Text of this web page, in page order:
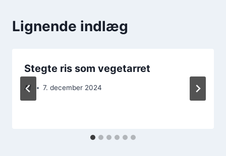
Lignende indlæg
Stegte ris som vegetarret
Af 7. december 2024